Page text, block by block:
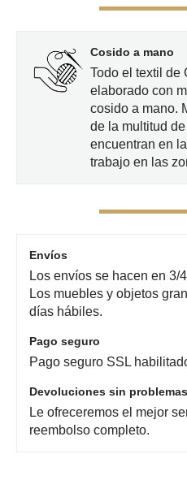
Cosido a mano
Todo el textil de
elaborado con
cosido a mano.
de la multitud
encuentran en
trabajo en las
Envíos
Los envíos se hacen en 3/
Los muebles y objetos
días hábiles.
Pago seguro
Pago seguro SSL
Devoluciones sin problemas
Le ofreceremos el mejor
reembolso completo.